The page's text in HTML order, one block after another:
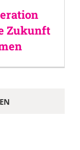
Zukunft